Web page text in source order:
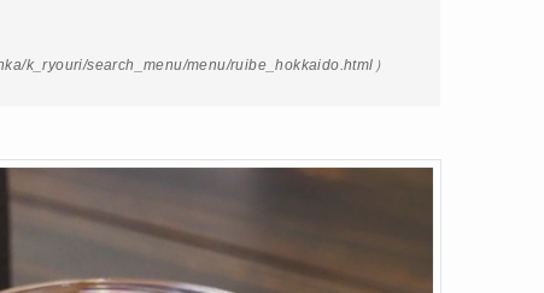
k_ryouri/search_menu/menu/ruibe_hokkaido.html）